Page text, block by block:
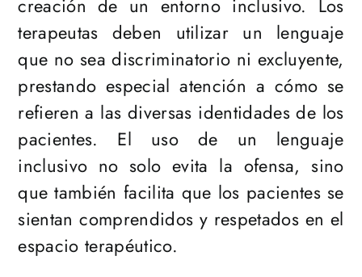
creación de un entorno inclusivo. Los
terapeutas deben utilizar un lenguaje
que no sea discriminatorio ni excluyente,
prestando especial atención a cómo se
refieren a las diversas identidades de los
pacientes. El uso de un lenguaje
inclusivo no solo evita la ofensa, sino
que también facilita que los pacientes se
sientan comprendidos y respetados en el
espacio terapéutico.